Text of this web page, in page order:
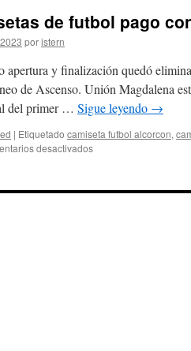
antiguas
de futbol pago
poristern
apertura y finalización quedó
de Ascenso. Unión Magdalena
del primer … Sigue leyendo →
| Etiquetado camiseta futbol alcorcon,
desactivadosen
de